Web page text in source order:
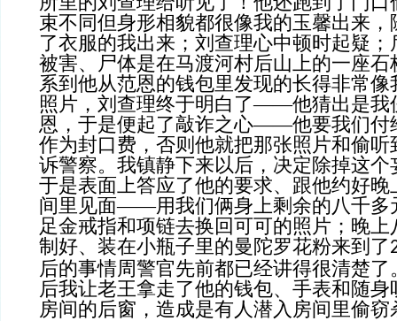
束不同但身形相貌都很像我的玉馨出来
了衣服的我出来；刘查理心中顿时起疑
被害、尸体是在马渡河村后山上的一座
系到他从范恩的钱包里发现的长得非常
照片，刘查理终于明白了——他猜出是我
恩，于是便起了敲诈之心——他要我们付
作为封口费，否则他就把那张照片和偷
诉警察。我镇静下来以后，决定除掉这
于是表面上答应了他的要求、跟他约好
间里见面——用我们俩身上剩余的八千多
足金戒指和项链去换回可可的照片；晚
制好、装在小瓶子里的曼陀罗花粉来到了
后的事情周警官先前都已经讲得很清楚
后我让老王拿走了他的钱包、手表和随
房间的后窗，造成是有人潜入房间里偷